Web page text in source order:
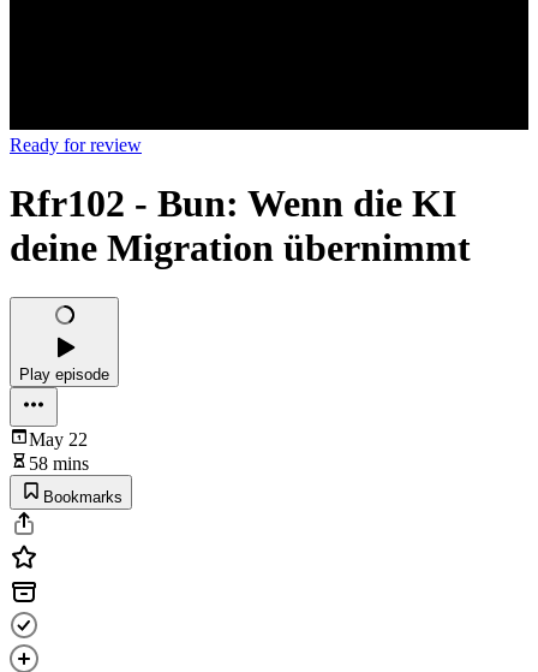
Ready for review
Rfr102 - Bun: Wenn die KI
deine Migration übernimmt
Play episode
May 22
58 mins
Bookmarks